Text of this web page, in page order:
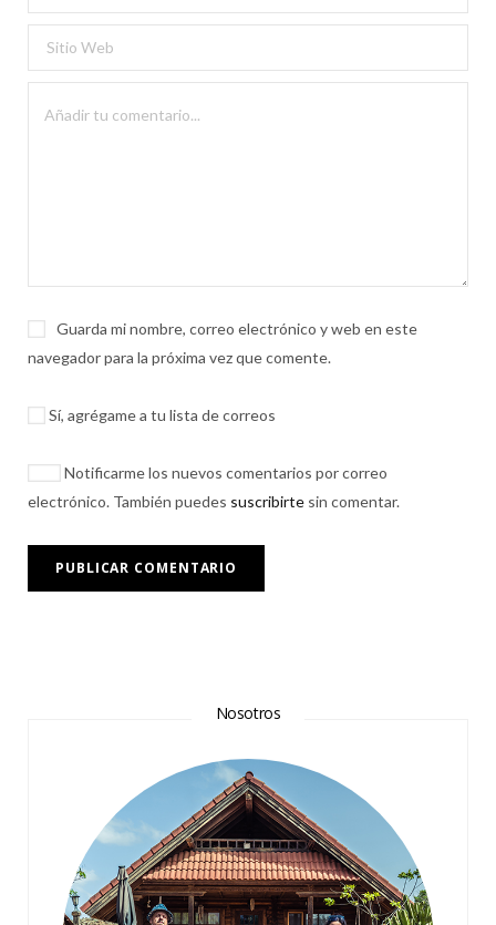
Guarda mi nombre, correo electrónico y web en este
navegador para la próxima vez que comente.
Sí, agrégame a tu lista de correos
Notificarme los nuevos comentarios por correo
electrónico. También puedes suscribirte sin comentar.
Nosotros